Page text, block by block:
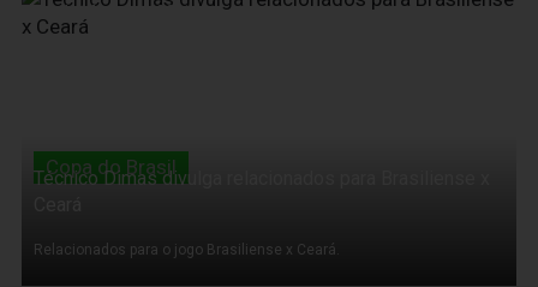
14 de Março de 2011
Copa do Brasil
Técnico Dimas divulga relacionados para Brasiliense x
Relacionados para o jogo Brasiliense x Ceará.